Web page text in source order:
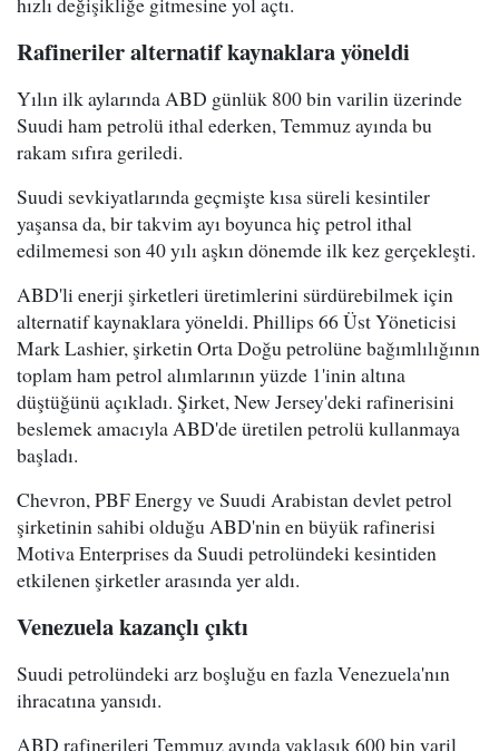
Rafineriler alternatif kaynaklara yöneldi
Yılın ilk aylarında ABD günlük 800 bin varilin üzerinde
Suudi ham petrolü ithal ederken, Temmuz ayında bu
rakam sıfıra geriledi.
Suudi sevkiyatlarında geçmişte kısa süreli kesintiler
yaşansa da, bir takvim ayı boyunca hiç petrol ithal
edilmemesi son 40 yılı aşkın dönemde ilk kez gerçekleşti.
ABD'li enerji şirketleri üretimlerini sürdürebilmek için
alternatif kaynaklara yöneldi. Phillips 66 Üst Yöneticisi
Mark Lashier, şirketin Orta Doğu petrolüne bağımlılığının
toplam ham petrol alımlarının yüzde 1'inin altına
düştüğünü açıkladı. Şirket, New Jersey'deki rafinerisini
beslemek amacıyla ABD'de üretilen petrolü kullanmaya
başladı.
Chevron, PBF Energy ve Suudi Arabistan devlet petrol
şirketinin sahibi olduğu ABD'nin en büyük rafinerisi
Motiva Enterprises da Suudi petrolündeki kesintiden
etkilenen şirketler arasında yer aldı.
Venezuela kazançlı çıktı
Suudi petrolündeki arz boşluğu en fazla Venezuela'nın
ihracatına yansıdı.
ABD rafinerileri Temmuz ayında yaklaşık 600 bin varil